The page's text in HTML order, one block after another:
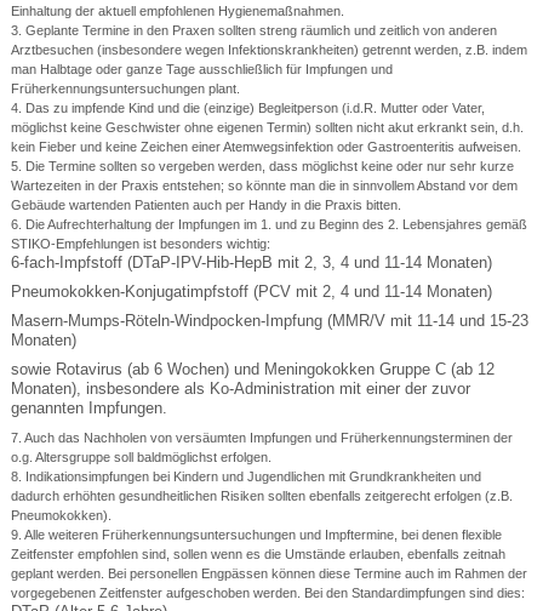
Einhaltung der aktuell empfohlenen Hygienemaßnahmen.
3. Geplante Termine in den Praxen sollten streng räumlich und zeitlich von anderen
Arztbesuchen (insbesondere wegen Infektionskrankheiten) getrennt werden, z.B. indem
man Halbtage oder ganze Tage ausschließlich für Impfungen und
Früherkennungsuntersuchungen plant.
4. Das zu impfende Kind und die (einzige) Begleitperson (i.d.R. Mutter oder Vater,
möglichst keine Geschwister ohne eigenen Termin) sollten nicht akut erkrankt sein, d.h.
kein Fieber und keine Zeichen einer Atemwegsinfektion oder Gastroenteritis aufweisen.
5. Die Termine sollten so vergeben werden, dass möglichst keine oder nur sehr kurze
Wartezeiten in der Praxis entstehen; so könnte man die in sinnvollem Abstand vor dem
Gebäude wartenden Patienten auch per Handy in die Praxis bitten.
6. Die Aufrechterhaltung der Impfungen im 1. und zu Beginn des 2. Lebensjahres gemäß
STIKO-Empfehlungen ist besonders wichtig:
6-fach-Impfstoff (DTaP-IPV-Hib-HepB mit 2, 3, 4 und 11-14 Monaten)
Pneumokokken-Konjugatimpfstoff (PCV mit 2, 4 und 11-14 Monaten)
Masern-Mumps-Röteln-Windpocken-Impfung (MMR/V mit 11-14 und 15-23
Monaten)
sowie Rotavirus (ab 6 Wochen) und Meningokokken Gruppe C (ab 12
Monaten), insbesondere als Ko-Administration mit einer der zuvor
genannten Impfungen.
7. Auch das Nachholen von versäumten Impfungen und Früherkennungsterminen der
o.g. Altersgruppe soll baldmöglichst erfolgen.
8. Indikationsimpfungen bei Kindern und Jugendlichen mit Grundkrankheiten und
dadurch erhöhten gesundheitlichen Risiken sollten ebenfalls zeitgerecht erfolgen (z.B.
Pneumokokken).
9. Alle weiteren Früherkennungsuntersuchungen und Impftermine, bei denen flexible
Zeitfenster empfohlen sind, sollen wenn es die Umstände erlauben, ebenfalls zeitnah
geplant werden. Bei personellen Engpässen können diese Termine auch im Rahmen der
vorgegebenen Zeitfenster aufgeschoben werden. Bei den Standardimpfungen sind dies: